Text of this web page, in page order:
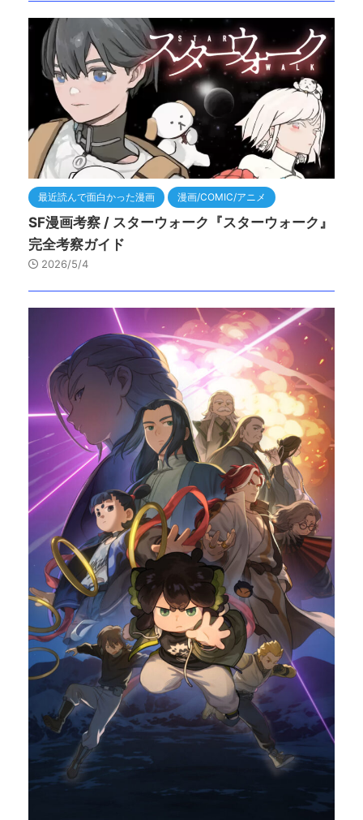
最近読んで面白かった漫画 漫画/COMIC/アニメ
SF漫画考察 / スターウォーク『スターウォーク』
完全考察ガイド
2026/5/4